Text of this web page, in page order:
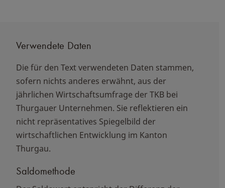
Verwendete Daten
Die für den Text verwendeten Daten stammen,
sofern nichts anderes erwähnt, aus der
jährlichen Wirtschaftsumfrage der TKB bei
Thurgauer Unternehmen. Sie reflektieren ein
nicht repräsentatives Spiegelbild der
wirtschaftlichen Entwicklung im Kanton
Thurgau.
Saldomethode